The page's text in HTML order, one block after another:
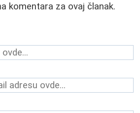
komentara za ovaj članak.